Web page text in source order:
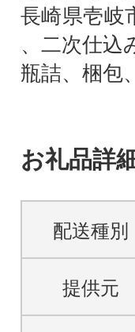
長崎県壱岐
、二次仕込
瓶詰、梱包
お礼品詳
配送種別
提供元